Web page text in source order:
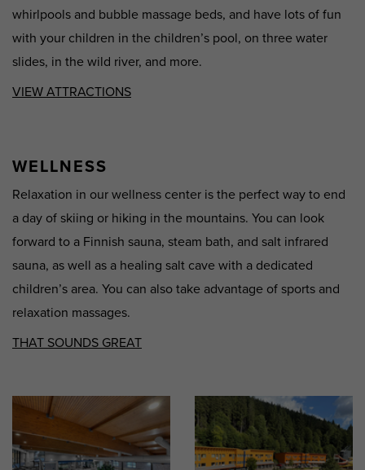
whirlpools and bubble massage beds, and have lots of fun
with your children in the children’s pool, on three water
slides, in the wild river, and more.
VIEW ATTRACTIONS
WELLNESS
Relaxation in our wellness center is the perfect way to end
a day of skiing or hiking in the mountains. You can look
forward to a Finnish sauna, steam bath, and salt infrared
sauna, as well as a healing salt cave with a dedicated
children’s area. You can also take advantage of sports and
relaxation massages.
THAT SOUNDS GREAT